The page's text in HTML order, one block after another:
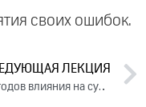
своих ошибок.
ЛЕКЦИЯ
12 методов влияния на судьбу. Ответы на вопросы, 2024